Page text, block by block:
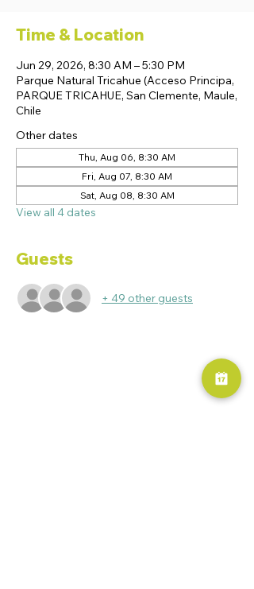
Time & Location
Jun 29, 2026, 8:30 AM – 5:30 PM
Parque Natural Tricahue (Acceso Principa,
PARQUE TRICAHUE, San Clemente, Maule,
Chile
Other dates
Thu, Aug 06, 8:30 AM
Fri, Aug 07, 8:30 AM
Sat, Aug 08, 8:30 AM
View all 4 dates
Guests
+ 49 other guests